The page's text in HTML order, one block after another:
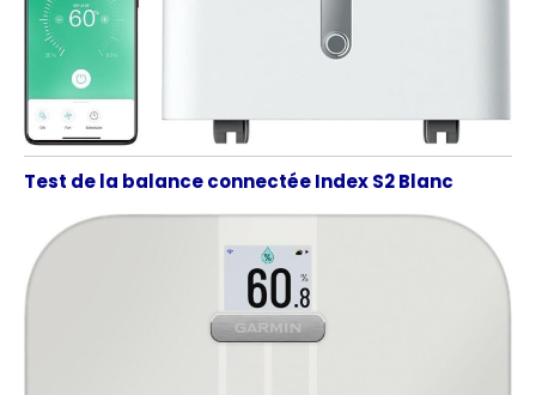
Test de la balance connectée Index S2 Blanc